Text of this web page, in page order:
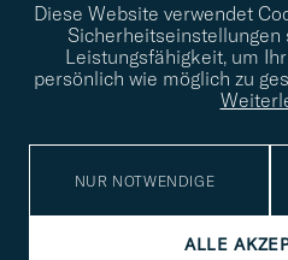
Diese Website verwendet
Sicherheitseinstellungen
Leistungsfähigkeit, um
persönlich wie möglich zu
NUR NOTWENDIGE
ALLE
Benötigen Sie Hilfe bei der Suche
Wenden Sie sich an uns, wir
STILBERATUNG